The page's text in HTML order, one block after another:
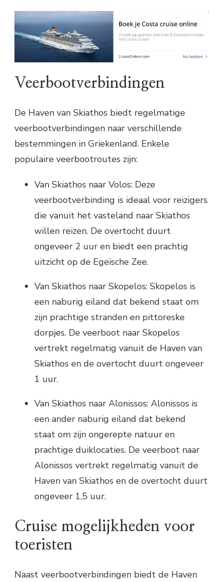
Veerbootverbindingen
De Haven van Skiathos biedt regelmatige
veerbootverbindingen naar verschillende
bestemmingen in Griekenland. Enkele
populaire veerbootroutes zijn:
Van Skiathos naar Volos: Deze
veerbootverbinding is ideaal voor reizigers
die vanuit het vasteland naar Skiathos
willen reizen. De overtocht duurt
ongeveer 2 uur en biedt een prachtig
uitzicht op de Egeïsche Zee.
Van Skiathos naar Skopelos: Skopelos is
een naburig eiland dat bekend staat om
zijn prachtige stranden en pittoreske
dorpjes. De veerboot naar Skopelos
vertrekt regelmatig vanuit de Haven van
Skiathos en de overtocht duurt ongeveer
1 uur.
Van Skiathos naar Alonissos: Alonissos is
een ander naburig eiland dat bekend
staat om zijn ongerepte natuur en
prachtige duiklocaties. De veerboot naar
Alonissos vertrekt regelmatig vanuit de
Haven van Skiathos en de overtocht duurt
ongeveer 1,5 uur.
Cruise mogelijkheden voor
toeristen
Naast veerbootverbindingen biedt de Haven